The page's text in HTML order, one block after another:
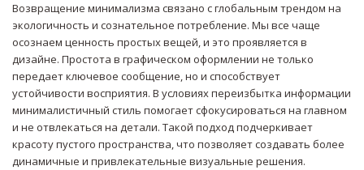
Возвращение минимализма связано с глобальным трендом на
экологичность и сознательное потребление. Мы все чаще
осознаем ценность простых вещей, и это проявляется в
дизайне. Простота в графическом оформлении не только
передает ключевое сообщение, но и способствует
устойчивости восприятия. В условиях переизбытка информации
минималистичный стиль помогает сфокусироваться на главном
и не отвлекаться на детали. Такой подход подчеркивает
красоту пустого пространства, что позволяет создавать более
динамичные и привлекательные визуальные решения.